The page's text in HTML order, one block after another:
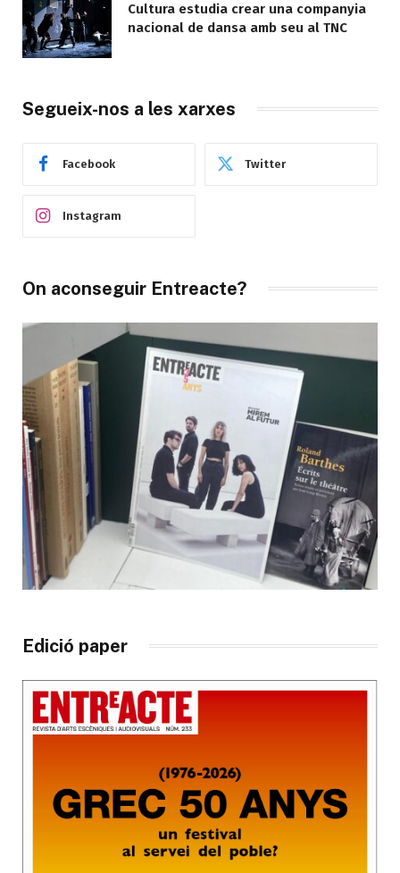
Cultura estudia crear una companyia
nacional de dansa amb seu al TNC
Segueix-nos a les xarxes
Facebook Twitter
Instagram
On aconseguir Entreacte?
Edició paper